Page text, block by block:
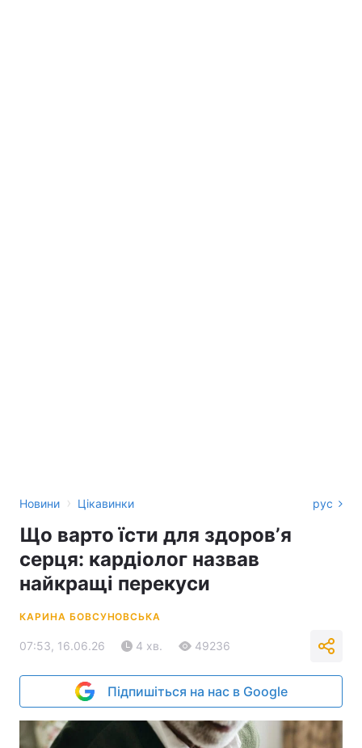
Новини › Цікавинки рус
Що варто їсти для здоровʼя
серця: кардіолог назвав
найкращі перекуси
КАРИНА БОВСУНОВСЬКА
07:53, 16.06.26 4 хв. 49236
Підпишіться на нас в Google